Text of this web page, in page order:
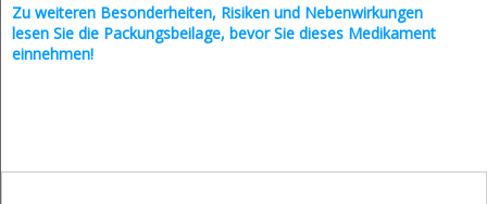
Zu weiteren Besonderheiten, Risiken und Nebenwirkungen
lesen Sie die Packungsbeilage, bevor Sie dieses Medikament
einnehmen!